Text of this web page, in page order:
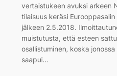
vertaistukeen avuksi arkeen
tilaisuus keräsi
jälkeen 2.5.2018.
muistutusta, että esteen
osallistuminen, koska
saapui…